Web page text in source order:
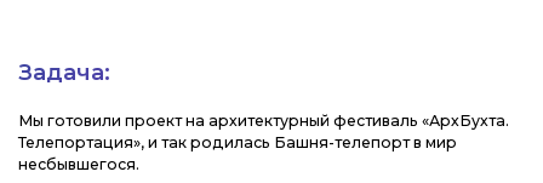
Задача:
Мы готовили проект на архитектурный фестиваль «АрхБухта.
Телепортация», и так родилась Башня-телепорт в мир
несбывшегося.